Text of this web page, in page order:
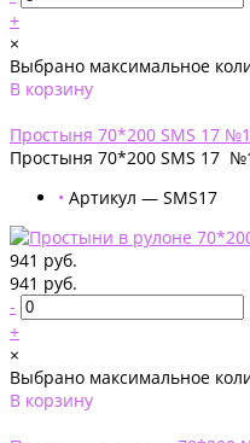
+
×
Выбрано максимальное
В корзину
Простыня 70*200 SMS 17
Простыня 70*200 SMS 17
• Артикул — SMS17
941 руб.
941 руб.
-
+
×
Выбрано максимальное
В корзину